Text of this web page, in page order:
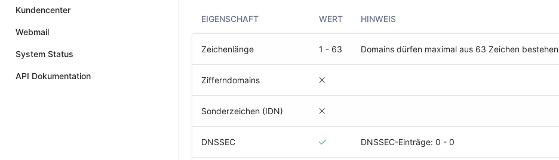
Kundencenter
Webmail
System Status
API Dokumentation
EIGENSCHAFT WERT HINWEIS
Zeichenlänge 1 - 63 Domains dürfen maximal aus 63 Zeichen bestehen
Zifferndomains
Sonderzeichen (IDN)
DNSSEC DNSSEC-Einträge: 0 - 0